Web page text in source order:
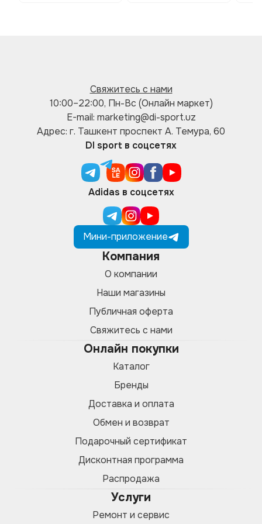
Свяжитесь с нами
10:00–22:00, Пн-Вс (Онлайн маркет)
E-mail: marketing@di-sport.uz
Адрес: г. Ташкент проспект А. Темура, 60
DI sport в соцсетях
Adidas в соцсетях
Мини-приложение
Компания
О компании
Наши магазины
Публичная оферта
Свяжитесь с нами
Онлайн покупки
Каталог
Бренды
Доставка и оплата
Обмен и возврат
Подарочный сертификат
Дисконтная программа
Распродажа
Услуги
Ремонт и сервис